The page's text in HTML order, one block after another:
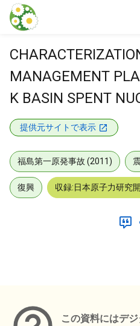
本文に飛ぶ
MANAGEMENT
K BASIN SPENT
提供元サイトで表示
福島第一原発事故 (2011)
復興 収録:日本原子力研究
この資料にはデ